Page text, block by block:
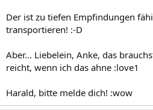
Der ist zu tiefen Empfindungen
transportieren! :-D
Aber... Liebelein, Anke, das
reicht, wenn ich das ahne :love1
Harald, bitte melde dich! :wow